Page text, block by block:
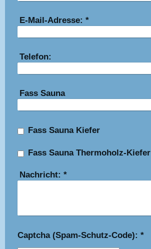
E-Mail-Adresse: *
Telefon:
Fass Sauna
Fass Sauna Kiefer
Fass Sauna Thermoholz-Kiefer
Nachricht: *
Captcha (Spam-Schutz-Code): *